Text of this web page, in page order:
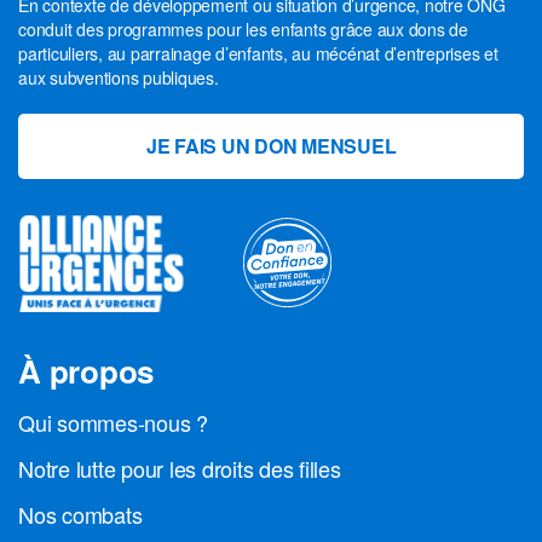
conduit des programmes pour les enfants grâce aux dons de
particuliers, au parrainage d’enfants, au mécénat d’entreprises et
aux subventions publiques.
JE FAIS UN DON MENSUEL
À propos
Qui sommes-nous ?
Notre lutte pour les droits des filles
Nos combats